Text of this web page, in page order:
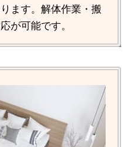
ます。解体作業・搬
が可能です。